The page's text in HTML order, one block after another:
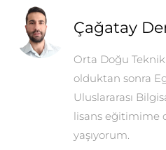
Çağatay
Orta Doğu
olduktan sonra
Uluslararası
lisans eğitimime
yaşıyorum.